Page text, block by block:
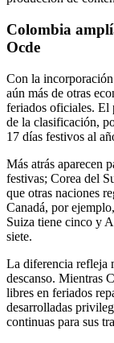
Colombia
Ocde
Con la
aún más de otras
feriados oficiales. El
de la clasificación,
17 días festivos al
Más atrás aparecen
festivas; Corea del
que otras naciones
Canadá, por
Suiza tiene cinco y
siete.
La diferencia refleja
descanso. Mientras
libres en feriados
desarrolladas
continuas para sus